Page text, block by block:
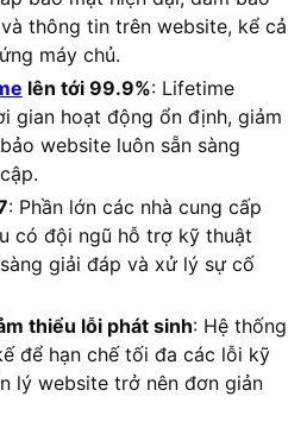
thông tin trên website, kể cả
máy chủ.
lên tới 99.9%: Lifetime
gian hoạt động ổn định, giảm
website luôn sẵn sàng
: Phần lớn các nhà cung cấp
có đội ngũ hỗ trợ kỹ thuật
giải đáp và xử lý sự cố
thiểu lỗi phát sinh: Hệ thống
để hạn chế tối đa các lỗi kỹ
lý website trở nên đơn giản